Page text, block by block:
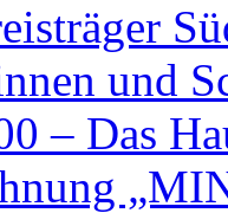
und
– Das